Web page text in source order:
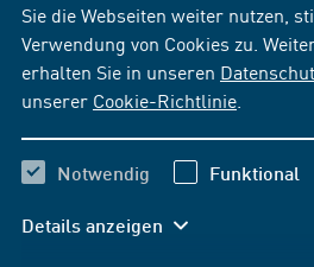
Sie die Webseiten weiter nutzen,
Verwendung von Cookies zu.
erhalten Sie in unseren
unserer Cookie-Richtlinie
Notwendig Funktional
Details anzeigen